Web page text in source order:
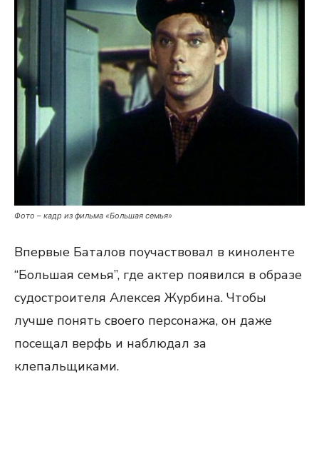
Фото – кадр из фильма «Большая семья»
Впервые Баталов поучаствовал в киноленте
“Большая семья”, где актер появился в образе
судостроителя Алексея Журбина. Чтобы
лучше понять своего персонажа, он даже
посещал верфь и наблюдал за
клепальщиками.